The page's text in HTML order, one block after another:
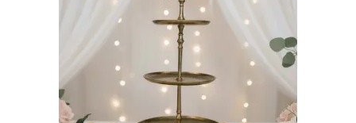
AJOUTER AU DEVIS